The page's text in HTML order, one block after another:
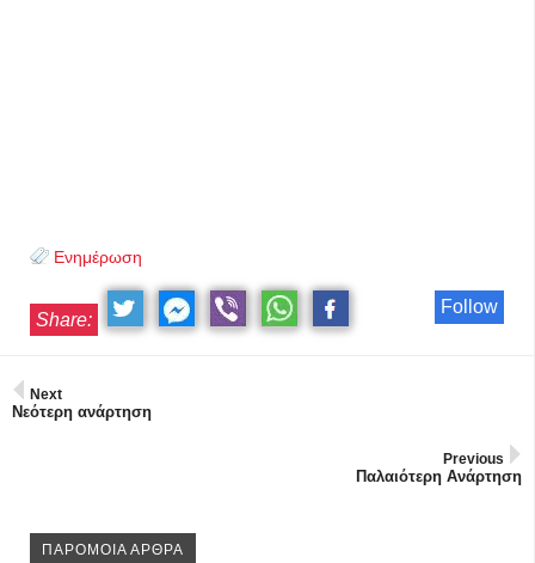
Ενημέρωση
Follow
Share:
Next
Νεότερη ανάρτηση
Previous
Παλαιότερη Ανάρτηση
ΠΑΡΟΜΟΙΑ ΑΡΘΡΑ